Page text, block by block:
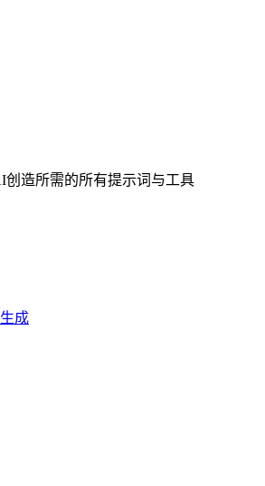
创造所需的所有提示词与工具
成